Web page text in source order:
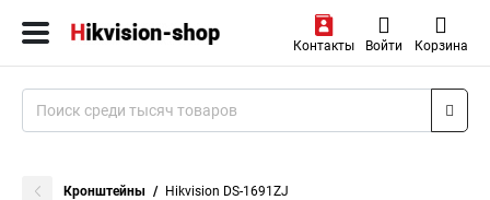
Контакты Войти Корзина
Кронштейны Hikvision DS-1691ZJ